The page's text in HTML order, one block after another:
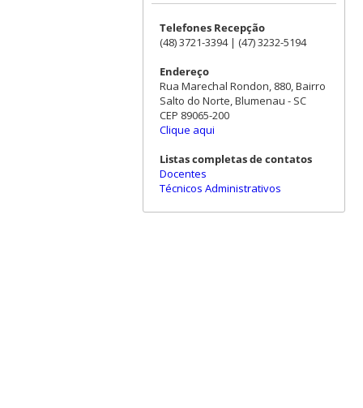
Telefones Recepção
(48) 3721-3394 | (47) 3232-5194
Endereço
Rua Marechal Rondon, 880, Bairro
Salto do Norte, Blumenau - SC
CEP 89065-200
Clique aqui
Listas completas de contatos
Docentes
Técnicos Administrativos